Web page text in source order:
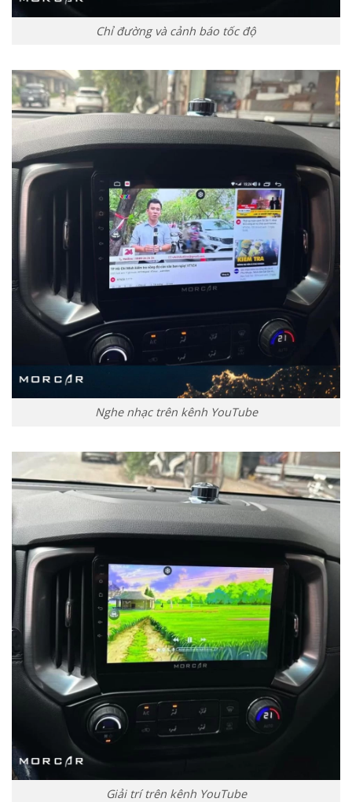
Chỉ đường và cảnh báo tốc độ
Nghe nhạc trên kênh YouTube
Giải trí trên kênh YouTube